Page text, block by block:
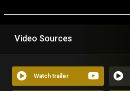
Video Sources
Watch trailer